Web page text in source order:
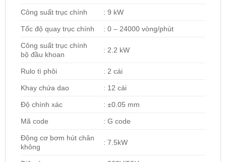
Công suất trục chính : 9 kW
Tốc độ quay trục chính : 0 – 24000 vòng/phút
Công suất trục chính
bộ đầu khoan
: 2.2 kW
Rulo tì phôi : 2 cái
Khay chứa dao : 12 cái
Độ chính xác : ±0.05 mm
Mã code : G code
Động cơ bơm hút chân
không
: 7.5kW